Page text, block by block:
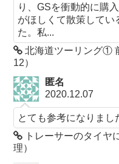
り、GSを衝動的に購
がほしくて散策してい
た。私...
北海道ツーリング①
12）
匿名
2020.12.07
とても参考になりまし
トレーサーのタイヤ
理）